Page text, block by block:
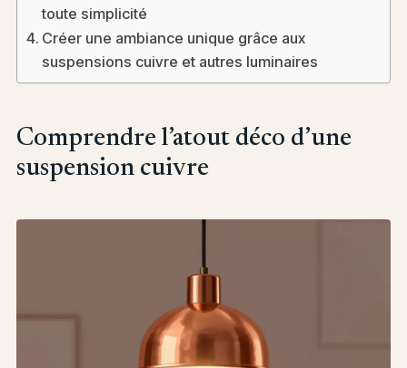
toute simplicité
Créer une ambiance unique grâce aux
suspensions cuivre et autres luminaires
Comprendre l’atout déco d’une
suspension cuivre